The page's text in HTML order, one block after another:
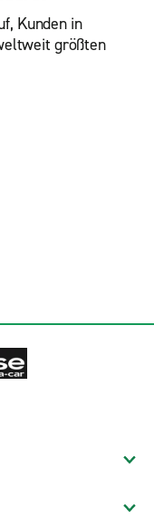
Kunden in
größten